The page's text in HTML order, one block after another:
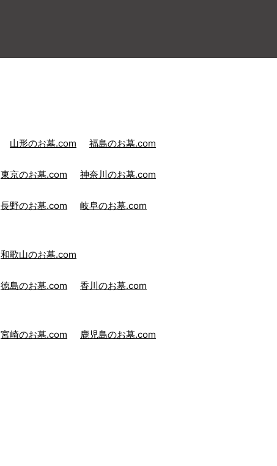
山形のお墓.com 福島のお墓.com
東京のお墓.com 神奈川のお墓.com
長野のお墓.com
岐阜のお墓.com
和歌山のお墓.com
徳島のお墓.com
香川のお墓.com
宮崎のお墓.com
鹿児島のお墓.com